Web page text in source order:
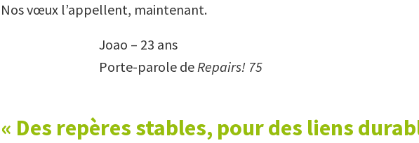
Nos vœux l’appellent, maintenant.
Joao – 23 ans
Porte-parole deRepairs! 75
« Des repères stables, pour des liens